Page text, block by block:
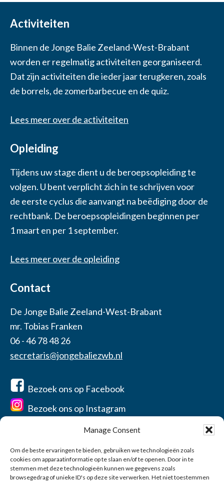
Manage Consent
Om de beste ervaringen te bieden, gebruiken we technologieën zoals
cookies om apparaatinformatie op te slaan en/of te openen. Door in te
stemmen met deze technologieën kunnen we gegevens zoals
browsegedrag of unieke ID's op deze site verwerken. Het niet toestemmen
Activiteiten
Binnen de Jonge Balie Zeeland-West-Brabant
worden er regelmatig activiteiten georganiseerd.
Dat zijn activiteiten die ieder jaar terugkeren, zoals
de borrels, de zomerbarbecue en de quiz.
Lees meer over de activiteiten
Opleiding
Tijdens uw stage dient u de beroepsopleiding te
volgen. U bent verplicht zich in te schrijven voor
de eerste cyclus die aanvangt na beëdiging door de
rechtbank. De beroepsopleidingen beginnen per
1 maart en per 1 september.
Lees meer over de opleiding
Contact
De Jonge Balie Zeeland-West-Brabant
mr. Tobias Franken
06 - 46 78 48 26
secretaris@jongebaliezwb.nl
Bezoek ons op Facebook
Bezoek ons op Instagram
Home
Over ons